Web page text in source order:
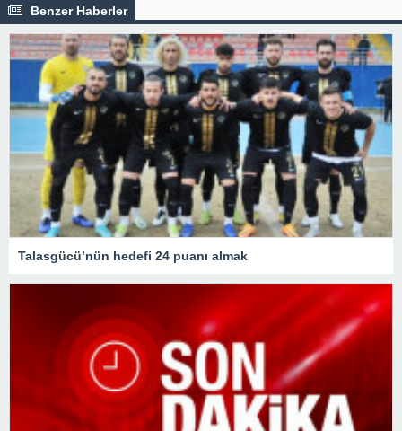
Benzer Haberler
Talasgücü’nün hedefi 24 puanı almak